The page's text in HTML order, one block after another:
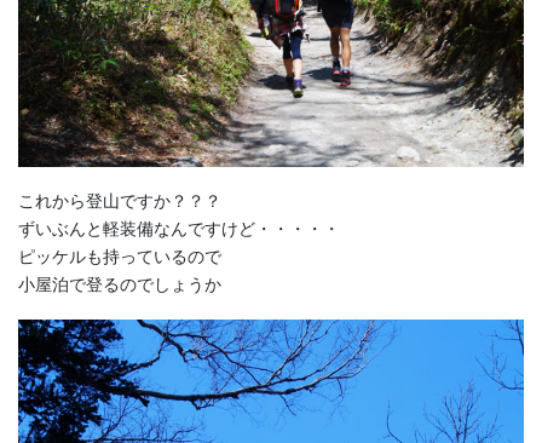
これから登山ですか？？？
ずいぶんと軽装備なんですけど・・・・・
ピッケルも持っているので
小屋泊で登るのでしょうか